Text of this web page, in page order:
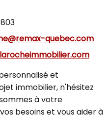
quebec.com
et
immobilier, n'hésitez
à votre
besoins et vous aider à